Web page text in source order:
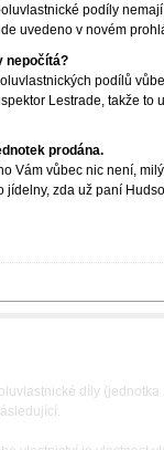
podíly
uvedeno v novém
nepočítá?
podílů
Lestrade, takže to
prodána.
Vám vůbec nic není,
zda už paní
díly